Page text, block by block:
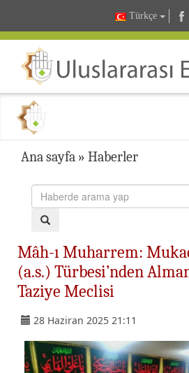
Türkçe
Ana sayfa » Haberler
Mâh-ı Muharrem:
(a.s.) Türbesi’nden
Taziye Meclisi
28 Haziran 2025 21:11